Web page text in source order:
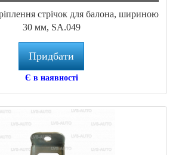
стрічок для балона, шириною
30 мм, SA.049
Придбати
Є в наявності